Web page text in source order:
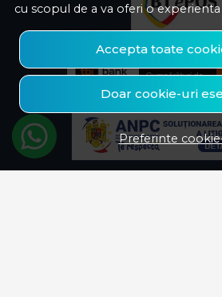
cu scopul de a va oferi o
Accepta toate
Doar cookie-uri
Preferinte